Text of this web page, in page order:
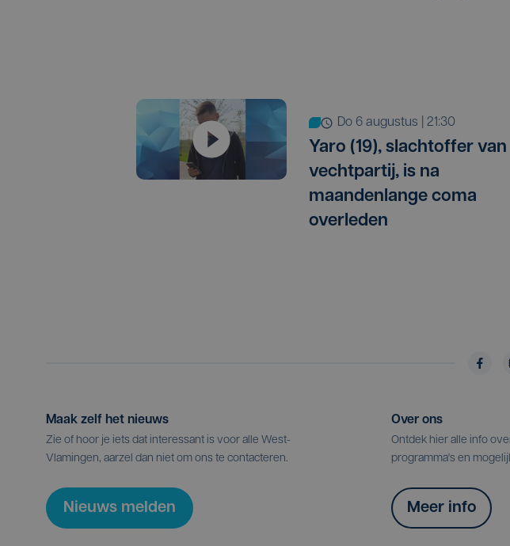
do 6 augustus | 21:30
Yaro (19), slachtoffer van
vechtpartij, is na
maandenlange coma
overleden
Maak zelf het nieuws
Zie of hoor je iets dat interessant is voor alle West-
Vlamingen, aarzel dan niet om ons te contacteren.
Nieuws melden
Over ons
Ontdek hier alle info
programma's en
Meer info